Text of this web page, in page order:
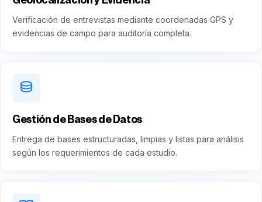
Verificación de entrevistas mediante coordenadas GPS y
evidencias de campo para auditoría completa.
Gestión de Bases de Datos
Entrega de bases estructuradas, limpias y listas para análisis
según los requerimientos de cada estudio.